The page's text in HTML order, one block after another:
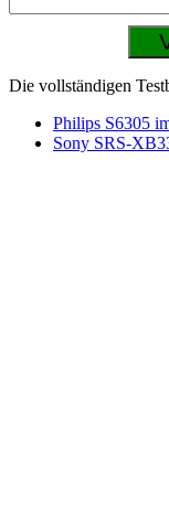
Die vollständigen
Philips S6305
Sony SRS-